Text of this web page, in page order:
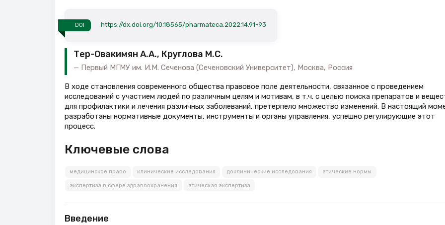
DOI https://dx.doi.org/10.18565/pharmateca.2022.14.91-93
Тер-Овакимян А.А., Круглова М.С.
Первый МГМУ им. И.М. Сеченова (Сеченовский Университет), Москва, Россия
В ходе становления современного общества правовое поле деятельности, связанное с проведением
исследований с участием людей по различным целям и мотивам, в т.ч. с целью поиска препаратов и
для профилактики и лечения различных заболеваний, претерпело множество изменений. В настоящий
разработаны нормативные документы, инструменты и органы управления, успешно регулирующие этот
процесс.
Ключевые слова
медицинское право клинические исследования доклинические исследования этические нормы
экспертиза в сфере здравоохранения этическая экспертиза
Введение